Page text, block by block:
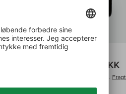
(472,00 DKK /l)
698,00 DKK
inkl. moms, Plus. Fragt